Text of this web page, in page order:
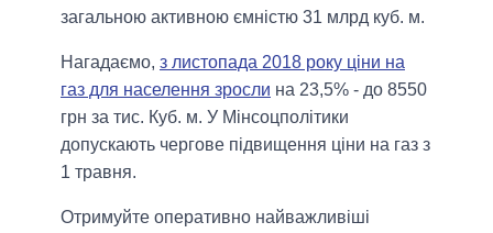
загальною активною ємністю 31 млрд куб. м.
Нагадаємо, з листопада 2018 року ціни на
газ для населення зросли на 23,5% - до 8550
грн за тис. Куб. м. У Мінсоцполітики
допускають чергове підвищення ціни на газ з
1 травня.
Отримуйте оперативно найважливіші